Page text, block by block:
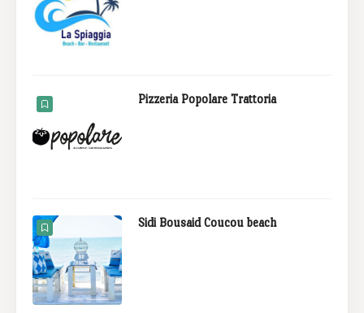
Pizzeria Popolare Trattoria
Sidi Bousaid Coucou beach